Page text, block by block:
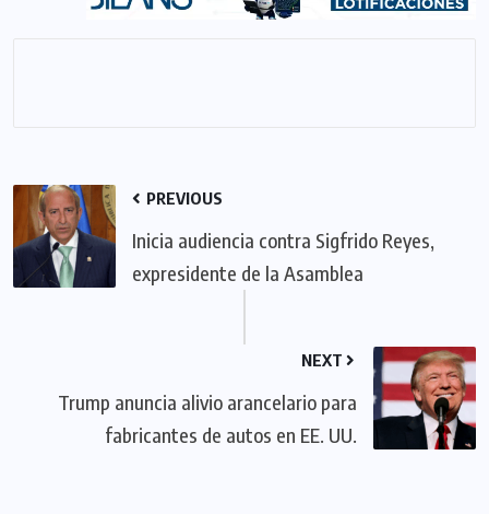
PREVIOUS
Inicia audiencia contra Sigfrido Reyes,
expresidente de la Asamblea
NEXT
Trump anuncia alivio arancelario para
fabricantes de autos en EE. UU.